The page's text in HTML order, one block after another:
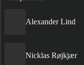
Alexander Lind
Nicklas Røjkjær